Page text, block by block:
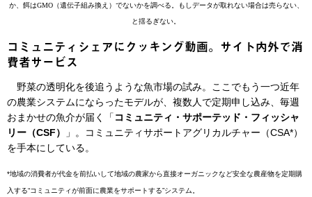
か、餌はGMO（遺伝子組み換え）でないかを調べる。もしデータが取れない場合は売らない、
と揺るぎない。
コミュニティシェアにクッキング動画。サイト内外で消
費者サービス
野菜の透明化を後追うような魚市場の試み。ここでもう一つ近年
の農業システムにならったモデルが、複数人で定期申し込み、毎週
おまかせの魚介が届く「 コミュニティ・サポーテッド・フィッシャ
リー（CSF）
」。コミュニティサポートアグリカルチャー（CSA*）
を手本にしている。
*地域の消費者が代金を前払いして地域の農家から直接オーガニックなど安全な農産物を定期購
入する“コミュニティが前面に農業をサポートする”システム。